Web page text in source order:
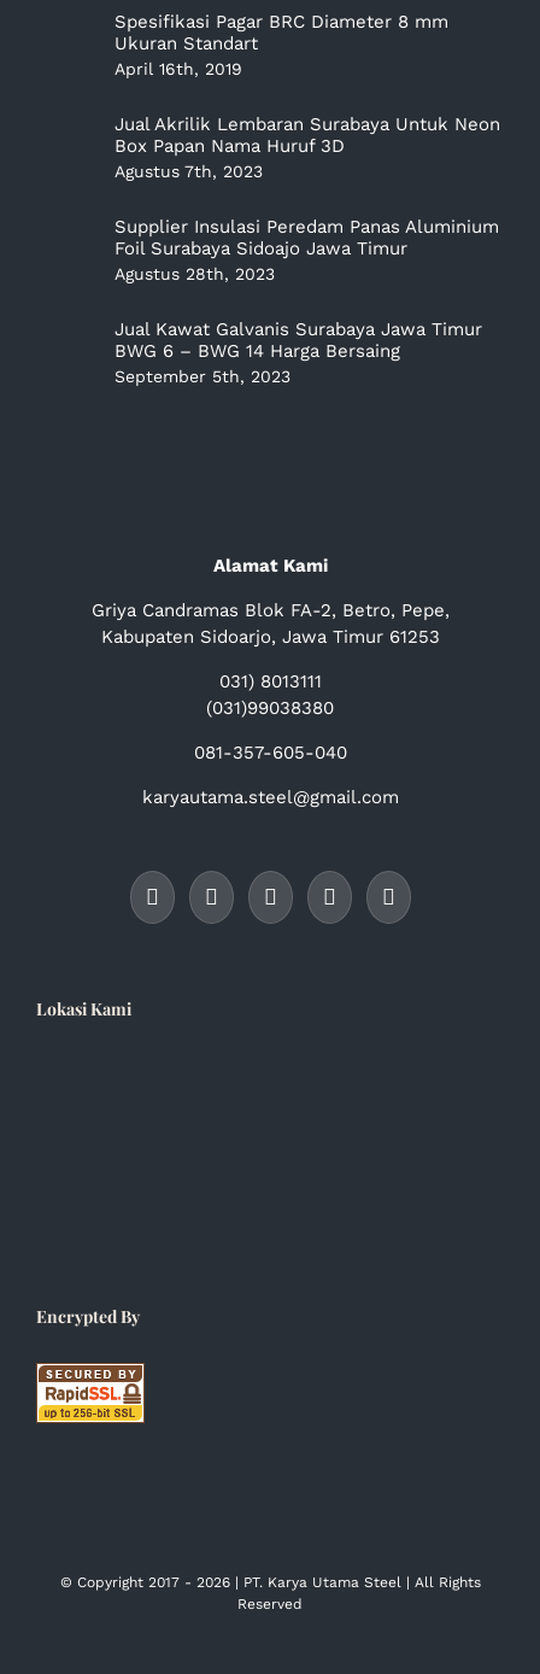
Spesifikasi Pagar BRC Diameter 8 mm
Ukuran Standart
April 16th, 2019
Jual Akrilik Lembaran Surabaya Untuk Neon
Box Papan Nama Huruf 3D
Agustus 7th, 2023
Supplier Insulasi Peredam Panas Aluminium
Foil Surabaya Sidoajo Jawa Timur
Agustus 28th, 2023
Jual Kawat Galvanis Surabaya Jawa Timur
BWG 6 – BWG 14 Harga Bersaing
September 5th, 2023
Alamat Kami
Griya Candramas Blok FA-2, Betro, Pepe,
Kabupaten Sidoarjo, Jawa Timur 61253
031) 8013111
(031)99038380
081-357-605-040
karyautama.steel@gmail.com
Lokasi Kami
Encrypted By
© Copyright 2017 - 2026 | PT. Karya Utama Steel | All Rights
Reserved